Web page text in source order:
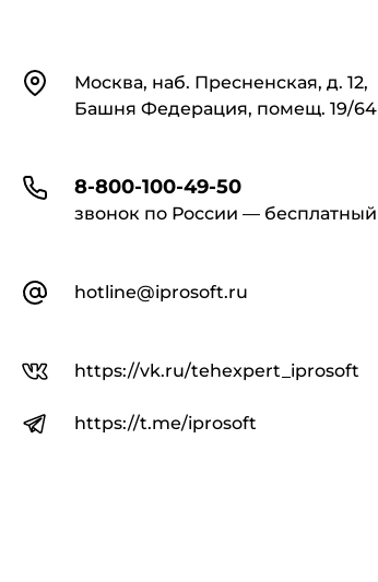
КонтактыМосква, наб. Пресненская, д. 12,
Башня Федерация, помещ. 19/64
8-800-100-49-50
звонок по России — бесплатный
hotline@iprosoft.ru
https://vk.ru/tehexpert_iprosoft
https://t.me/iprosoft